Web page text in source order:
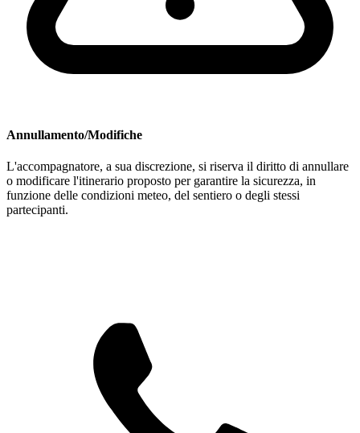
Annullamento/Modifiche
L'accompagnatore, a sua discrezione, si riserva il diritto di annullare
o modificare l'itinerario proposto per garantire la sicurezza, in
funzione delle condizioni meteo, del sentiero o degli stessi
partecipanti.